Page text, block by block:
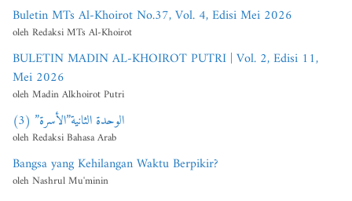
Buletin MTs Al-Khoirot No.37, Vol. 4, Edisi Mei 2026
oleh Redaksi MTs Al-Khoirot
BULETIN MADIN AL-KHOIROT PUTRI | Vol. 2, Edisi 11,
Mei 2026
oleh Madin Alkhoirot Putri
الوحدة الثانية”الأسرة” (3)
oleh Redaksi Bahasa Arab
Bangsa yang Kehilangan Waktu Berpikir?
oleh Nashrul Mu'minin